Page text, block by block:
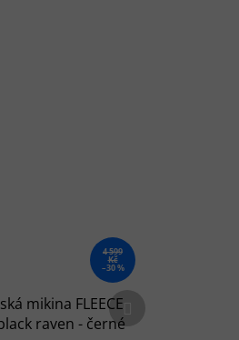
4 599
Kč
–30 %
mikina FLEECE
raven - černé